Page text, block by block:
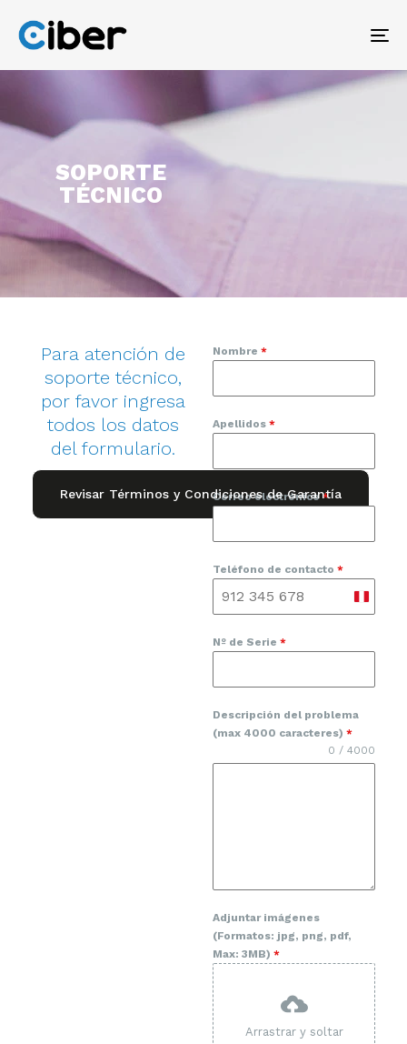
SOPORTE
TÉCNICO
Para atención de
soporte técnico,
por favor ingresa
todos los datos
del formulario.
Revisar Términos y Condiciones de Garantía
Nombre *
Apellidos *
Correo electrónico*
Teléfono de contacto *
Peru
Nº de Serie *
Descripción del problema
(max 4000 caracteres) *
0 / 4000
Adjuntar imágenes
(Formatos: jpg, png, pdf,
Max: 3MB) *
Arrastrar y soltar